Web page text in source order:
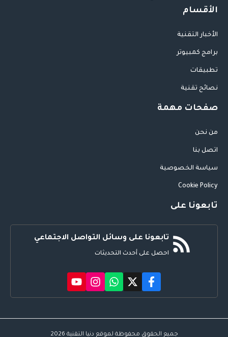
الأقسام
الأخبار التقنية
برامج كمبيوتر
تطبيقات
نصائح تقنية
صفحات مهمة
من نحن
اتصل بنا
سياسة الخصوصية
Cookie Policy
تابعونا على
تابعونا على وسائل التواصل الاجتماعي
احصل على أحدث التحديثات
جميع الحقوق محفوظة لموقع دنيا التقنية 2026